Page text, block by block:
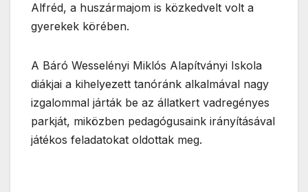
Alfréd, a huszármajom is közkedvelt volt a
gyerekek körében.
A Báró Wesselényi Miklós Alapítványi Iskola
diákjai a kihelyezett tanóránk alkalmával nagy
izgalommal járták be az állatkert vadregényes
parkját, miközben pedagógusaink irányításával
játékos feladatokat oldottak meg.